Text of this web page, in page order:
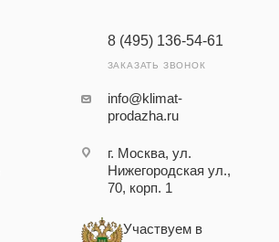
8 (495) 136-54-61
ЗАКАЗАТЬ ЗВОНОК
info@klimat-
prodazha.ru
г. Москва, ул.
Нижегородская ул.,
70, корп. 1
Участвуем в